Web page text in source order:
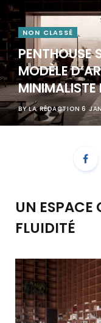
NON CLASSÉ
PENTHOUSE
MODÈLE
MINIMALISTE
BY LA RÉDACTION 6
UN ESPACE
FLUIDITÉ